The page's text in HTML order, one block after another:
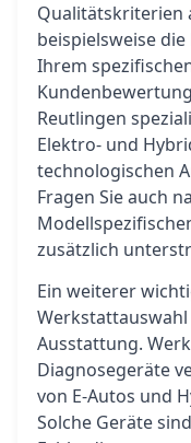
Qualitätskriterien
beispielsweise
Ihrem
Reutlingen
Elektro- und
technologischen
Fragen Sie auch
zusätzlich
Ein weiterer
Ausstattung.
Diagnosegeräte
von E-Autos und
Solche Geräte